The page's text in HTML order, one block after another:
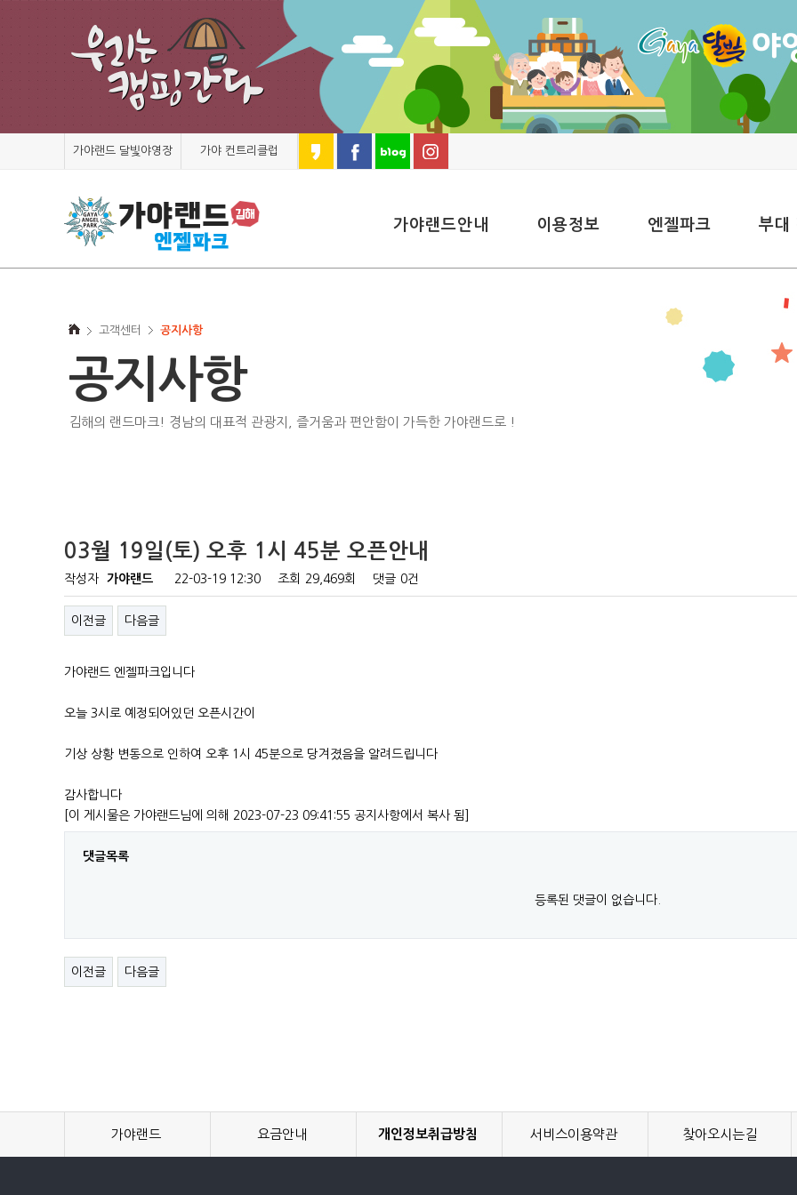
가야랜드 달빛야영장 가야 컨트리클럽
가야랜드안내 이용정보 엔젤파크 부대
고객센터 공지사항
공지사항
김해의 랜드마크! 경남의 대표적 관광지, 즐거움과 편안함이 가득한 가야랜드로 !
03월 19일(토) 오후 1시 45분 오픈안내
작성자 가야랜드 22-03-19 12:30 조회 29,469회 댓글 0건
이전글 다음글
가야랜드 엔젤파크입니다
오늘 3시로 예정되어있던 오픈시간이
기상 상황 변동으로 인하여 오후 1시 45분으로 당겨졌음을 알려드립니다
감사합니다
[이 게시물은 가야랜드님에 의해 2023-07-23 09:41:55 공지사항에서 복사 됨]
댓글목록
등록된 댓글이 없습니다.
이전글 다음글
가야랜드 요금안내 개인정보취급방침 서비스이용약관 찾아오시는길